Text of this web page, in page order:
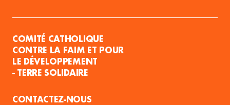
COMITÉ CATHOLIQUE
CONTRE LA FAIM ET POUR
LE DÉVELOPPEMENT
- TERRE SOLIDAIRE
CONTACTEZ-NOUS